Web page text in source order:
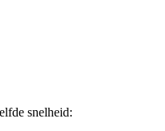
snelheid: